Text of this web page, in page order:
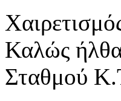
Καλώς
Σταθμού